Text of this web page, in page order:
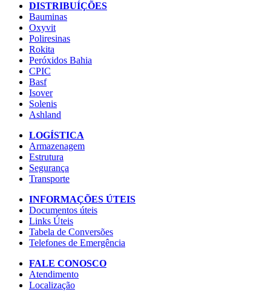
DISTRIBUÍÇÕES
Bauminas
Oxyvit
Poliresinas
Rokita
Peróxidos Bahia
CPIC
Basf
Isover
Solenis
Ashland
LOGÍSTICA
Armazenagem
Estrutura
Segurança
Transporte
INFORMAÇÕES ÚTEIS
Documentos úteis
Links Úteis
Tabela de Conversões
Telefones de Emergência
FALE CONOSCO
Atendimento
Localização